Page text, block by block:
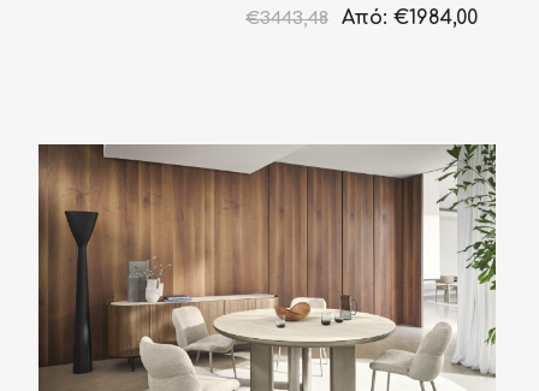
€3443,48 Από: €1984,00